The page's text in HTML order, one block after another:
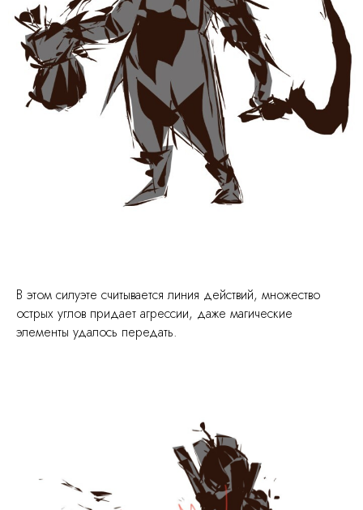
В этом силуэте считывается линия действий, множество
острых углов придает агрессии, даже магические
элементы удалось передать.